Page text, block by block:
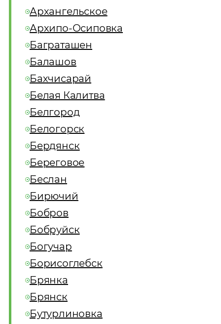
Архангельское
Архипо-Осиповка
Баграташен
Балашов
Бахчисарай
Белая Калитва
Белгород
Белогорск
Бердянск
Береговое
Беслан
Бирючий
Бобров
Бобруйск
Богучар
Борисоглебск
Брянка
Брянск
Бутурлиновка